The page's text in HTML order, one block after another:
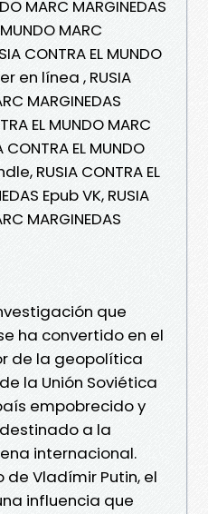
MARC MARGINEDAS
MARC
CONTRA EL MUNDO
en línea , RUSIA
MARGINEDAS
EL MUNDO MARC
CONTRA EL MUNDO
RUSIA CONTRA EL
Epub VK, RUSIA
MARGINEDAS
que
ha convertido en el
de la geopolítica
la Unión Soviética
empobrecido y
a la
internacional.
Vladímir Putin, el
influencia que